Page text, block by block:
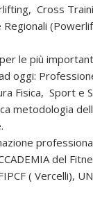
Cross
Regionali
le più
oggi:
Fisica, Sport e
metodologia
del
( Vercelli),